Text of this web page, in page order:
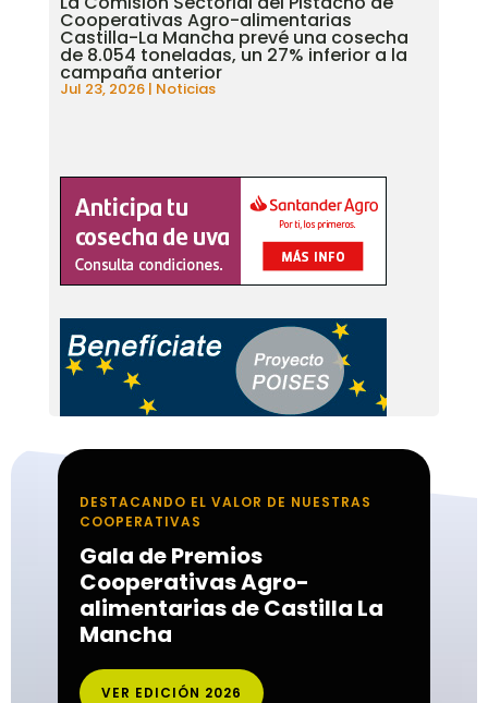
Cooperativas Agro-alimentarias
Castilla-La Mancha prevé una cosecha
de 8.054 toneladas, un 27% inferior a la
campaña anterior
Jul 23, 2026| Noticias
DESTACANDO EL VALOR DE NUESTRAS
COOPERATIVAS
Gala de Premios
Cooperativas Agro-
alimentarias de Castilla La
Mancha
VER EDICIÓN 2026